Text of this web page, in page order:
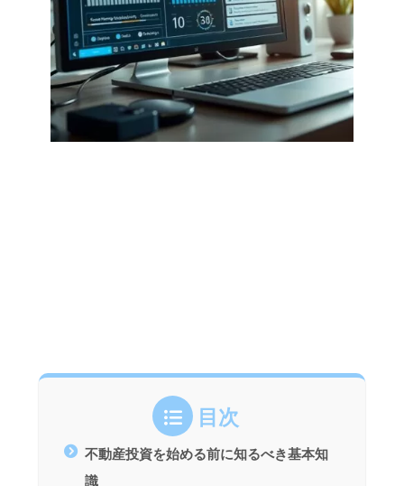
目次
不動産投資を始める前に知るべき基本知
識